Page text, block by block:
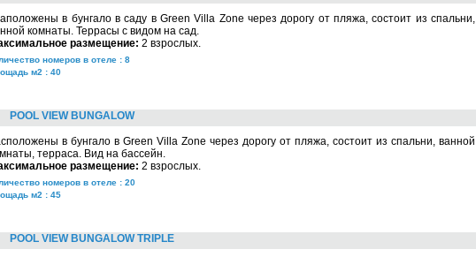
в бунгало в саду в Green Villa Zone через дорогу от пляжа, состоит из спальни,
комнаты. Террасы с видом на сад.
размещение: 2 взрослых.
номеров в отеле : 8
м2 : 40
POOL VIEW BUNGALOW
в бунгало в Green Villa Zone через дорогу от пляжа, состоит из спальни, ванной
терраса. Вид на бассейн.
размещение: 2 взрослых.
номеров в отеле : 20
м2 : 45
POOL VIEW BUNGALOW TRIPLE